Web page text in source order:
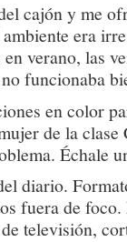
cajón y me
era
verano, las
funcionaba
en color
de la
Échale
diario.
fuera de
televisión,